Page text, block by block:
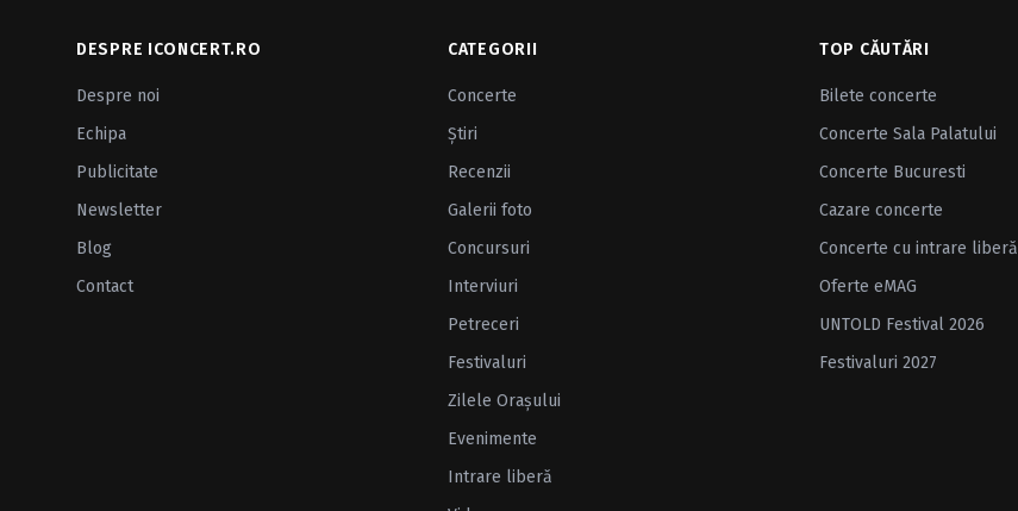
DESPRE ICONCERT.RO
Despre noi
Echipa
Publicitate
Newsletter
Blog
Contact
CATEGORII
Concerte
Ştiri
Recenzii
Galerii foto
Concursuri
Interviuri
Petreceri
Festivaluri
Zilele Oraşului
Evenimente
Intrare liberă
TOP CĂUTĂRI
Bilete concerte
Concerte Sala Palatului
Concerte Bucuresti
Cazare concerte
Concerte cu intrare liberă
Oferte eMAG
UNTOLD Festival 2026
Festivaluri 2027